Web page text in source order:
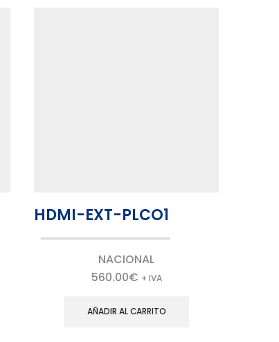
HDMI-EXT-PLCO1
NACIONAL
560.00€ + IVA
AÑADIR AL CARRITO